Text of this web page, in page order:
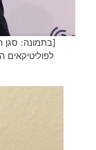
[בתמונה: סגן